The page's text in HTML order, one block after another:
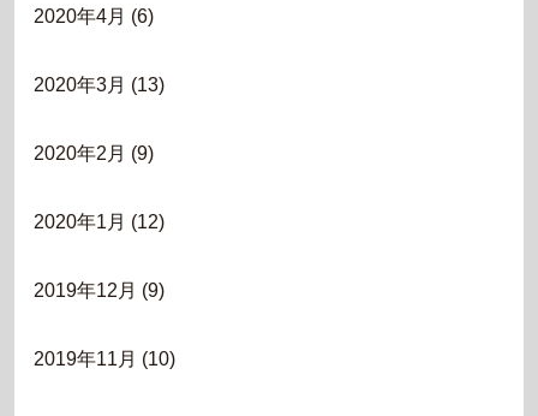
2020年4月 (6)
2020年3月 (13)
2020年2月 (9)
2020年1月 (12)
2019年12月 (9)
2019年11月 (10)